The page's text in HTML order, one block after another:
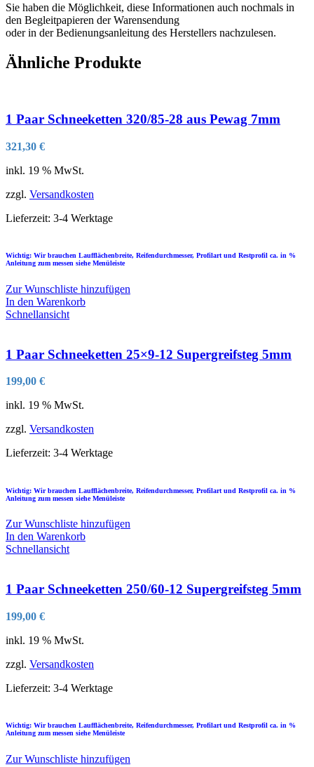
Sie haben die Möglichkeit, diese Informationen auch nochmals in
den Begleitpapieren der Warensendung
oder in der Bedienungsanleitung des Herstellers nachzulesen.
Ähnliche Produkte
1 Paar Schneeketten 320/85-28 aus Pewag 7mm
321,30 €
inkl. 19 % MwSt.
zzgl. Versandkosten
Lieferzeit: 3-4 Werktage
Wichtig: Wir brauchen Laufflächenbreite, Reifendurchmesser, Profilart und Restprofil ca. in %
Anleitung zum messen siehe Menüleiste
Zur Wunschliste hinzufügen
In den Warenkorb
Schnellansicht
1 Paar Schneeketten 25×9-12 Supergreifsteg 5mm
199,00 €
inkl. 19 % MwSt.
zzgl. Versandkosten
Lieferzeit: 3-4 Werktage
Wichtig: Wir brauchen Laufflächenbreite, Reifendurchmesser, Profilart und Restprofil ca. in %
Anleitung zum messen siehe Menüleiste
Zur Wunschliste hinzufügen
In den Warenkorb
Schnellansicht
1 Paar Schneeketten 250/60-12 Supergreifsteg 5mm
199,00 €
inkl. 19 % MwSt.
zzgl. Versandkosten
Lieferzeit: 3-4 Werktage
Wichtig: Wir brauchen Laufflächenbreite, Reifendurchmesser, Profilart und Restprofil ca. in %
Anleitung zum messen siehe Menüleiste
Zur Wunschliste hinzufügen